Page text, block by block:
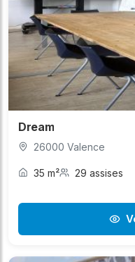
Dream
26000 Valence
35 m² 29 assises